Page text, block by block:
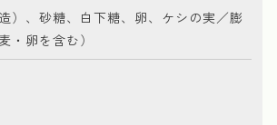
）、砂糖、白下糖、卵、ケシの実／膨
・卵を含む）